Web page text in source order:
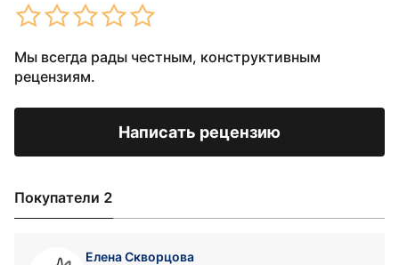
Мы всегда рады честным, конструктивным
рецензиям.
Написать рецензию
Покупатели 2
Елена Скворцова